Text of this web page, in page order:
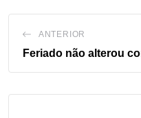
ANTERIOR
Feriado não alterou